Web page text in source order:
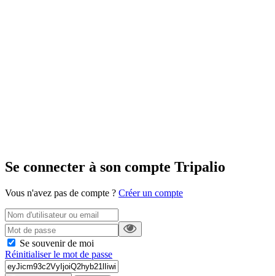
Se connecter à son compte Tripalio
Vous n'avez pas de compte ? Créer un compte
Se souvenir de moi
Réinitialiser le mot de passe